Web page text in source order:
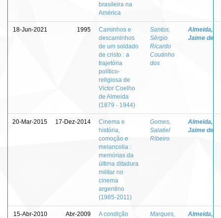
brasileira na
América
18-Jun-2021 1995
Caminhos e
descaminhos
de um soldado
de cristo : a
trajetória
político-
religiosa de
Victor Coelho
de Almeida
(1879 - 1944)
Santos,
Sérgio
Ricardo
Coutinho
dos
Almeida,
Jaime de
20-Mar-2015 17-Dez-2014
Cinema e
história,
comoção e
melancolia :
memórias da
última ditadura
militar no
cinema
argentino
(1985-2011)
Gomes,
Salatiel
Ribeiro
Almeida,
Jaime de
15-Abr-2010 Abr-2009
A condição
Marques,
Almeida,